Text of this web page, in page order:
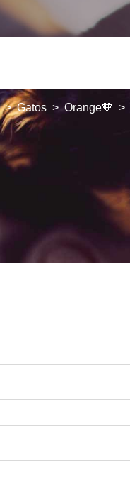
Gatos Orange🧡